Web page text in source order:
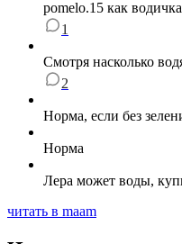
pomelo.15 как
1
Смотря насколько
2
Норма, если без
Норма
Лера может воды,
читать в maam